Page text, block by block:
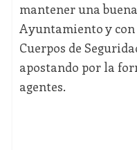
mantener una
Ayuntamiento y con
Cuerpos de
apostando por la
agentes.